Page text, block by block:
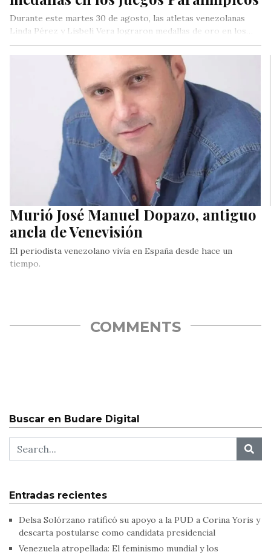
Durante este martes 30 de agosto, las atletas venezolanas
Linda Pérez y Lisbeli Vera lograron medallas de oro en los…
Murió José Manuel Dopazo, antiguo
ancla de Venevisión
El periodista venezolano vivía en España desde hace un
tiempo.
COMMENTS
Buscar en Budare Digital
Entradas recientes
Delsa Solórzano ratificó su apoyo a la PUD a Corina Yoris y
descarta postularse como candidata presidencial
Venezuela atropellada: El feminismo mundial y los